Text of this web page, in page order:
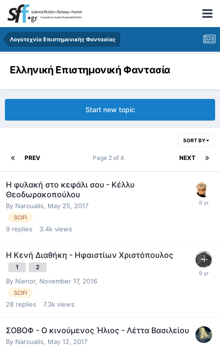
Λογοτεχνία Επιστημονικής Φαντασίας
Ελληνική Επιστημονική Φαντασία
Start new topic
SORT BY
PREV NEXT
Page 2 of 4
Η φυλακή στο κεφάλι σου - Κέλλυ
Θεοδωρακοπούλου
By Naroualis, May 25, 2017
SCIFI
9 replies 3.4k views
Η Κενή Διαθήκη - Ηφαιστίων Χριστόπουλος
1 2
By Nienor, November 17, 2016
SCIFI
28 replies 7.3k views
ΣΟΒΟΦ - Ο κινούμενος Ήλιος - Λέττα Βασιλείου
By Naroualis, May 12, 2017